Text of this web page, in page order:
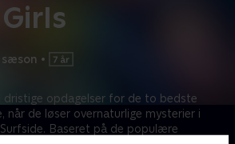
sæson •
dristige opdagelser for de to bedste
når de løser overnaturlige mysterier i
Baseret på de populære